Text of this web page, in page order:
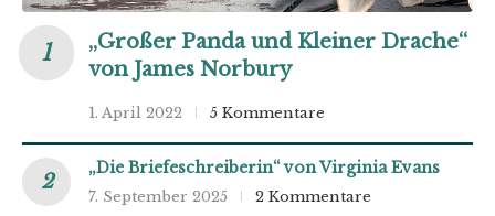
„Großer Panda und Kleiner Drache“
von James Norbury
1. April 2022 5 Kommentare
„Die Briefeschreiberin“ von Virginia Evans
7. September 2025 2 Kommentare